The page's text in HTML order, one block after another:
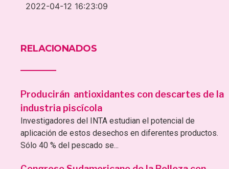
2022-04-12 16:23:09
RELACIONADOS
Producirán antioxidantes con descartes de la
industria piscícola
Investigadores del INTA estudian el potencial de
aplicación de estos desechos en diferentes productos.
Sólo 40 % del pescado se...